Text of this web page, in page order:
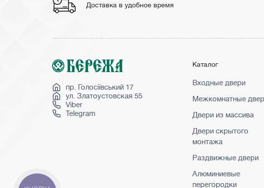
Доставка в удобное время
пр. Голосіївський 17
ул. Златоустовская 55
Viber
Telegram
Каталог
Входные двери
Межкомнатные
Двери из массива
Двери скрытого
монтажа
Раздвижные двери
Алюминиевые
перегородки